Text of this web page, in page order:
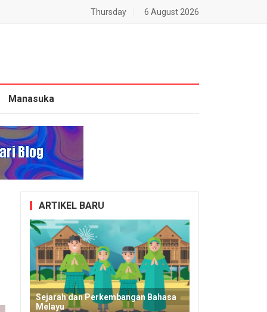
Thursday 6 August 2026
Manasuka
ARTIKEL BARU
Sejarah dan Perkembangan Bahasa
Melayu